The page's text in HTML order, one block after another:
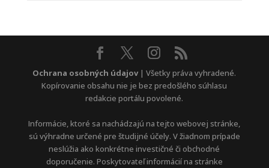
Ochrana osobných údajov | Všetky práva vyhradené.
Kopírovanie obsahu nie je bez predošlého súhlasu
redakcie portálu povolené.
Informácie, ktoré sa nachádzajú na tejto webovej stránke,
sú výhradne určené pre študijné účely. V žiadnom prípade
neslúžia ako konkrétne investičné či obchodné
doporučenie. Poskytovateľ informácií na stránke